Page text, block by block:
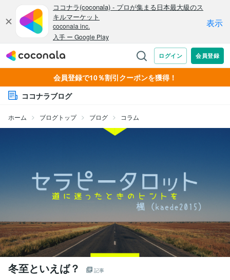
会員登録で10％割引クーポンを獲得！
ココナラブログ
ホーム ブログトップ ブログ コラム
冬至といえば？ 記事